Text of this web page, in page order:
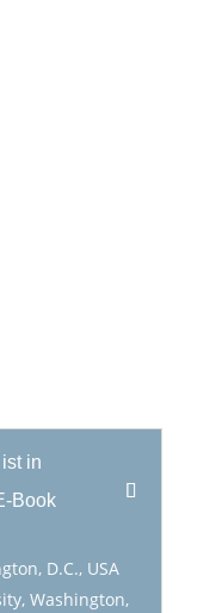
in
Book
D.C., USA
Washington,